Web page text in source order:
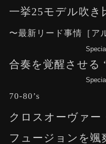
一挙25モデル吹き
〜最新リード事情［ア
合奏を覚醒させる
70-80’s
クロスオーヴァー
フュージョンを颯